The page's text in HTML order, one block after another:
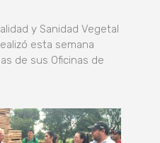
y Sanidad Vegetal
esta semana
de sus Oficinas de